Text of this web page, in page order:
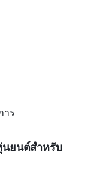
าร
ยนต์สำหรับ